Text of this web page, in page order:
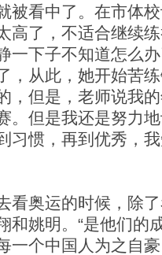
被看中了。在市体
高了，不适合继续
一下子不知道怎么
，从此，她开始苦
，但是，老师说我
。但是我还是努力
习惯，再到优秀，
奥运的时候，除了
和姚明。“是他们的
一个中国人为之自豪